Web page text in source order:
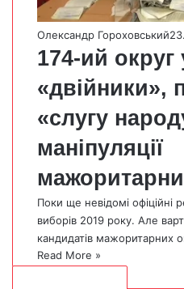
Олександр Гороховський
174-ий округ
«двійники»,
«слугу
маніпуляції
Поки ще невідомі офіційні
виборів 2019 року. Але
кандидатів мажоритарних
Read More »